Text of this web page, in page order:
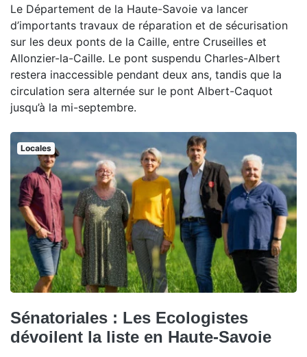
Le Département de la Haute-Savoie va lancer
d’importants travaux de réparation et de sécurisation
sur les deux ponts de la Caille, entre Cruseilles et
Allonzier-la-Caille. Le pont suspendu Charles-Albert
restera inaccessible pendant deux ans, tandis que la
circulation sera alternée sur le pont Albert-Caquot
jusqu’à la mi-septembre.
Locales
Sénatoriales : Les Ecologistes
dévoilent la liste en Haute-Savoie